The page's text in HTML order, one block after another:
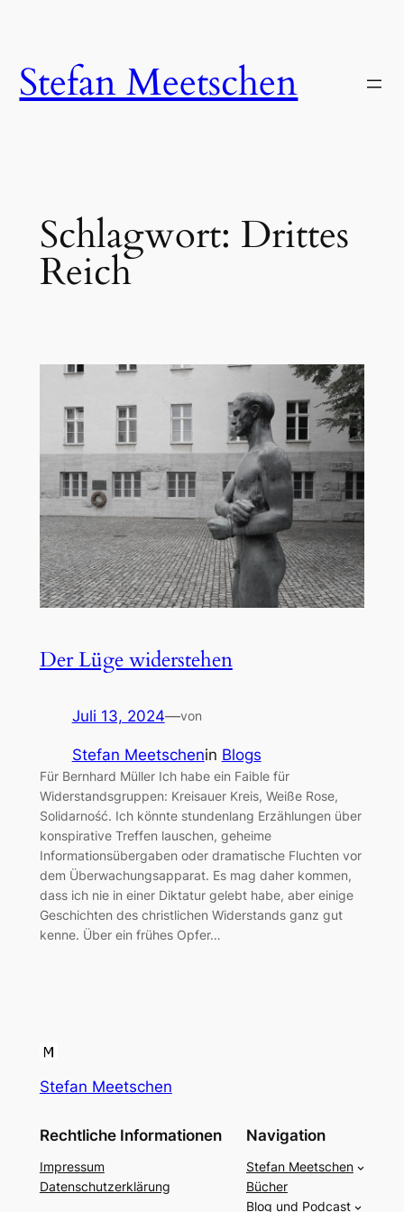
springen
Stefan Meetschen
Schlagwort: Drittes
Reich
Der Lüge widerstehen
Juli 13, 2024—von
Stefan Meetschenin Blogs
Für Bernhard Müller Ich habe ein Faible für
Widerstandsgruppen: Kreisauer Kreis, Weiße Rose,
Solidarność. Ich könnte stundenlang Erzählungen über
konspirative Treffen lauschen, geheime
Informationsübergaben oder dramatische Fluchten vor
dem Überwachungsapparat. Es mag daher kommen,
dass ich nie in einer Diktatur gelebt habe, aber einige
Geschichten des christlichen Widerstands ganz gut
kenne. Über ein frühes Opfer…
Stefan Meetschen
Rechtliche Informationen
Impressum
Datenschutzerklärung
Navigation
Stefan Meetschen
Bücher
Blog und Podcast